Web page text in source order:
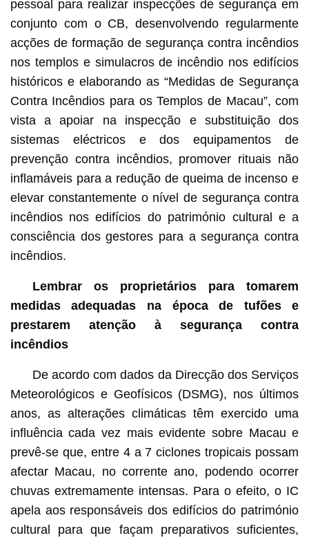
pessoal para realizar inspecções de segurança em
conjunto com o CB, desenvolvendo regularmente
acções de formação de segurança contra incêndios
nos templos e simulacros de incêndio nos edifícios
históricos e elaborando as “Medidas de Segurança
Contra Incêndios para os Templos de Macau”, com
vista a apoiar na inspecção e substituição dos
sistemas eléctricos e dos equipamentos de
prevenção contra incêndios, promover rituais não
inflamáveis para a redução de queima de incenso e
elevar constantemente o nível de segurança contra
incêndios nos edifícios do património cultural e a
consciência dos gestores para a segurança contra
incêndios.
Lembrar os proprietários para tomarem
medidas adequadas na época de tufões e
prestarem atenção à segurança contra
incêndios
De acordo com dados da Direcção dos Serviços
Meteorológicos e Geofísicos (DSMG), nos últimos
anos, as alterações climáticas têm exercido uma
influência cada vez mais evidente sobre Macau e
prevê-se que, entre 4 a 7 ciclones tropicais possam
afectar Macau, no corrente ano, podendo ocorrer
chuvas extremamente intensas. Para o efeito, o IC
apela aos responsáveis dos edifícios do património
cultural para que façam preparativos suficientes,